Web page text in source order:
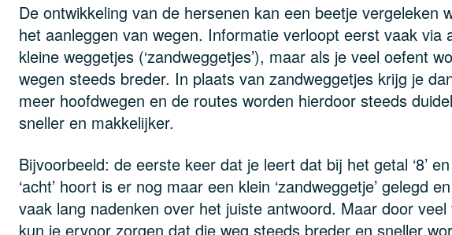
De ontwikkeling van de hersenen kan een beetje vergeleken
het aanleggen van wegen. Informatie verloopt eerst vaak via
kleine weggetjes (‘zandweggetjes’), maar als je veel oefent
wegen steeds breder. In plaats van zandweggetjes krijg je
meer hoofdwegen en de routes worden hierdoor steeds
sneller en makkelijker.
Bijvoorbeeld: de eerste keer dat je leert dat bij het getal ‘8’
‘acht’ hoort is er nog maar een klein ‘zandweggetje’ gelegd
vaak lang nadenken over het juiste antwoord. Maar door veel
kun je ervoor zorgen dat die weg steeds breder en sneller